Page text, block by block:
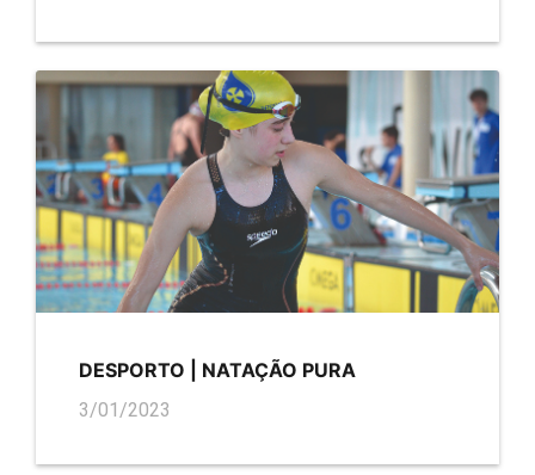
DESPORTO | NATAÇÃO PURA
3/01/2023